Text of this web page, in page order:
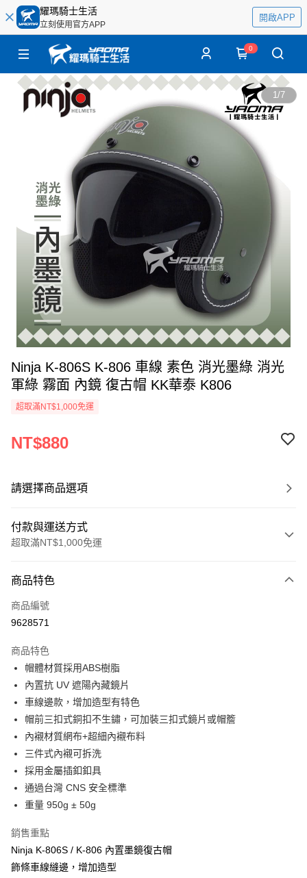
耀瑪騎士生活
立刻使用官方APP
開啟APP
0
1/7
Ninja K-806S K-806 車線 素色 消光墨綠 消光
軍綠 霧面 內鏡 復古帽 KK華泰 K806
超取滿NT$1,000免運
NT$880
請選擇商品選項
付款與運送方式
超取滿NT$1,000免運
信用卡一次付款
超商取貨付款
ATM付款
運送方式
全家取貨付款(安全帽一頂以上請選宅配)
每筆NT$60，滿NT$1,000(含以上)免運費
7-11取貨付款(安全帽一頂以上請選宅配)
每筆NT$60，滿NT$1,000(含以上)免運費
宅配
每筆NT$100，滿NT$1,000(含以上)免運費
商品特色
商品編號
9628571
商品特色
帽體材質採用ABS樹脂
內置抗 UV 遮陽內藏鏡片
車線邊款，增加造型有特色
帽前三扣式銅扣不生鏽，可加裝三扣式鏡片或帽簷
內襯材質網布+超細內襯布料
三件式內襯可拆洗
採用金屬插釦釦具
通過台灣 CNS 安全標準
重量 950g ± 50g
銷售重點
Ninja K-806S / K-806 內置墨鏡復古帽
飾條車線縫邊，增加造型